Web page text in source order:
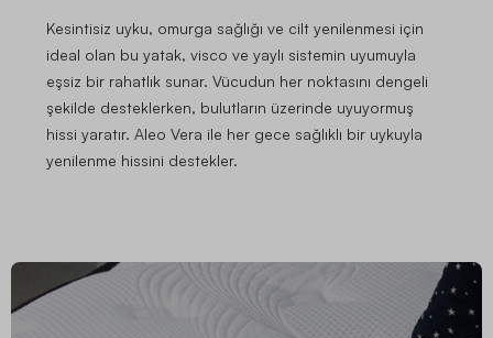
Kesintisiz uyku, omurga sağlığı ve cilt yenilenmesi için
ideal olan bu yatak, visco ve yaylı sistemin uyumuyla
eşsiz bir rahatlık sunar. Vücudun her noktasını dengeli
şekilde desteklerken, bulutların üzerinde uyuyormuş
hissi yaratır. Aleo Vera ile her gece sağlıklı bir uykuyla
yenilenme hissini destekler.